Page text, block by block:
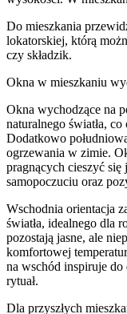
Do mieszkania
lokatorskiej, którą
czy składzik.
Okna w mieszkaniu
Okna wychodzące na
naturalnego światła,
Dodatkowo
ogrzewania w zimie.
pragnących cieszyć
samopoczuciu oraz
Wschodnia orientacja
światła, idealnego dla
pozostają jasne, ale
komfortowej
na wschód inspiruje do
rytuał.
Dla przyszłych